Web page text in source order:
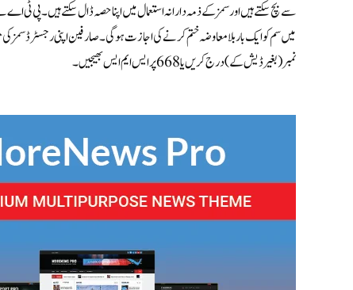
سے بچ سکتے ہیں اور سمز کے ذمہ دارانہ استعمال میں اپنا حصہ ڈال سکتے ہیں۔پی
نمبر (بغیر ڈیش کے)درج کریں یا 668 پر ایس ایم ایس بھیجیں ۔